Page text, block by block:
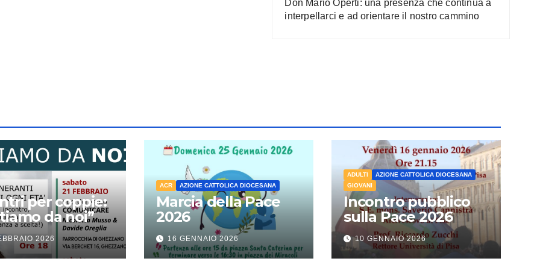
Don Mario Operti: una presenza che continua a
interpellarci e ad orientare il nostro cammino
per coppie:
da noi”
2026
ACR AZIONE CATTOLICA DIOCESANA
Marcia della Pace
2026
16 GENNAIO 2026
ADULTI
AZIONE CATTOLICA DIOCESANA
GIOVANI
Incontro pubblico
sulla Pace 2026
10 GENNAIO 2026